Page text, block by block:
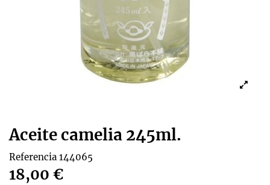
Aceite camelia 245ml.
Referencia 144065
18,00 €